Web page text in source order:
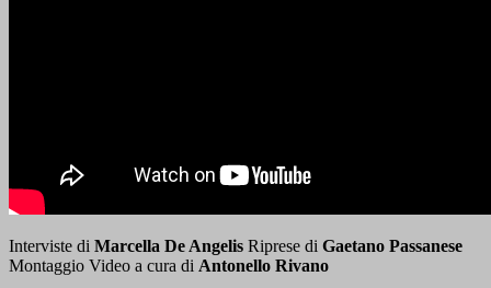
Interviste di Marcella De Angelis Riprese di Gaetano Passanese
Montaggio Video a cura di Antonello Rivano